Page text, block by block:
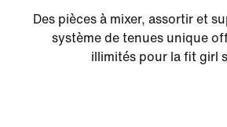
Des pièces à mixer, assortir et
système de tenues unique
illimités pour la fit girl